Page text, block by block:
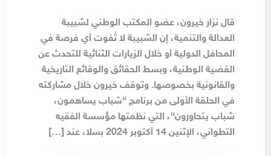
قال نزار خيرون، عضو المكتب الوطني لشبيبة
العدالة والتنمية، إن الشبيبة لا تُفوت أي فرصة في
المحافل الدولية أو خلال الزيارات الثنائية للتحدث عن
القضية الوطنية، وبسط الحقائق والوقائع التاريخية
والقانونية بخصوصها. وتوقف خيرون خلال مشاركته
في الحلقة الأولى من برنامج “شباب يساهمون،
شباب يتحاورون“، التي نظمتها مؤسسة الفقيه
التطواني، الإثنين 14 أكتوبر 2024 بسلا، عند […]